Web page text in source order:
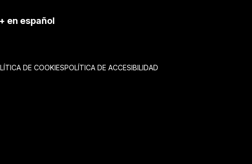
en español
DE COOKIESPOLÍTICA DE ACCESIBILIDAD